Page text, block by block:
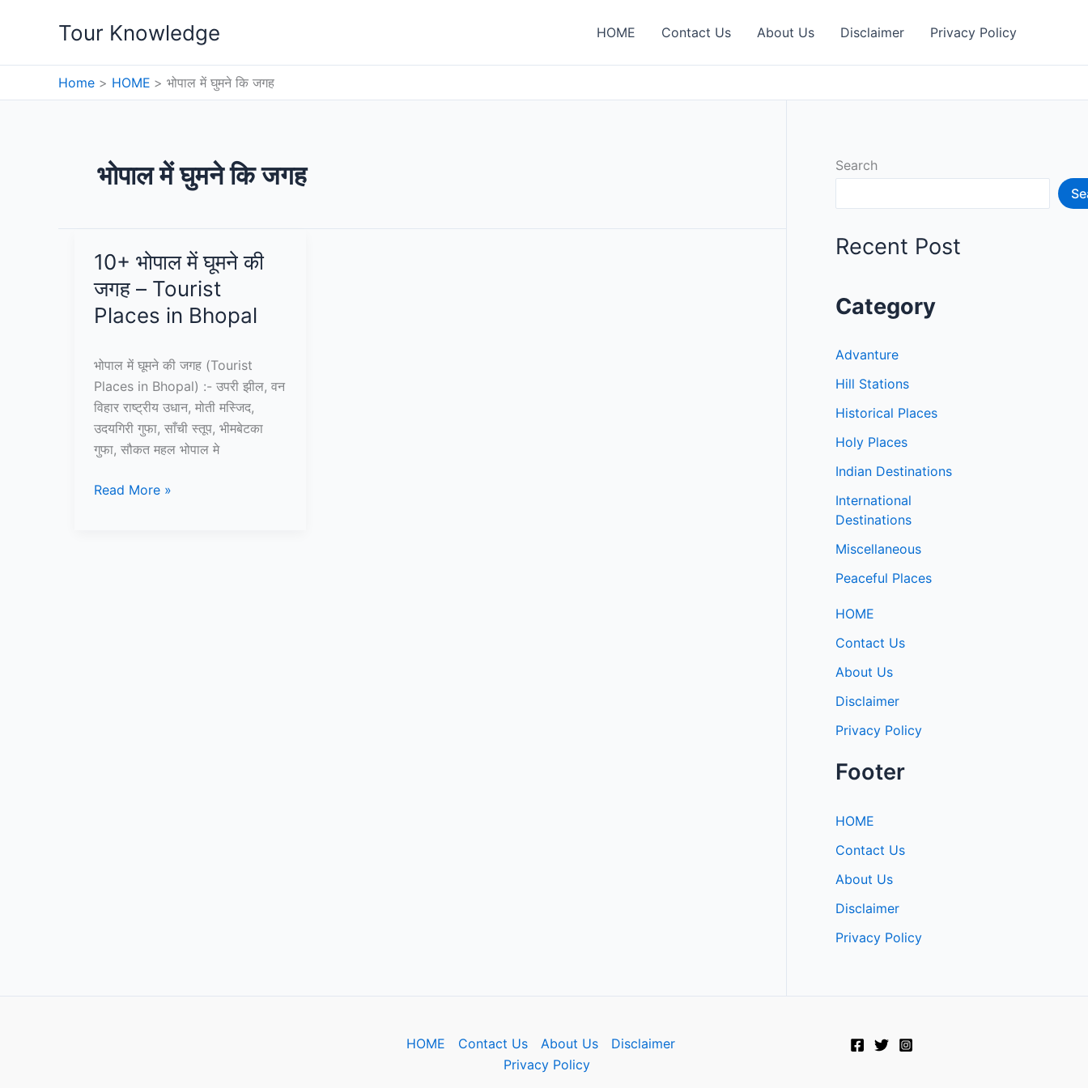
Tour Knowledge HOME Contact Us About Us Disclaimer Privacy Policy
Home HOME भोपाल में घुमने कि जगह
भोपाल में घुमने कि जगह
10+ भोपाल में घूमने की
जगह – Tourist
Places in Bhopal
भोपाल में घूमने की जगह (Tourist
Places in Bhopal) :- उपरी झील, वन
विहार राष्ट्रीय उधान, मोती मस्जिद,
उदयगिरी गुफा, साँची स्तूप, भीमबेटका
गुफा, सौकत महल भोपाल मे
10+
Read More »
Search
Recent Post
Category
Advanture
Hill Stations
Historical Places
Holy Places
Indian Destinations
International
Destinations
Miscellaneous
Peaceful Places
HOME
Contact Us
About Us
Disclaimer
Privacy Policy
Footer
HOME
Contact Us
About Us
Disclaimer
Privacy Policy
HOME Contact Us About Us
Disclaimer
Privacy Policy